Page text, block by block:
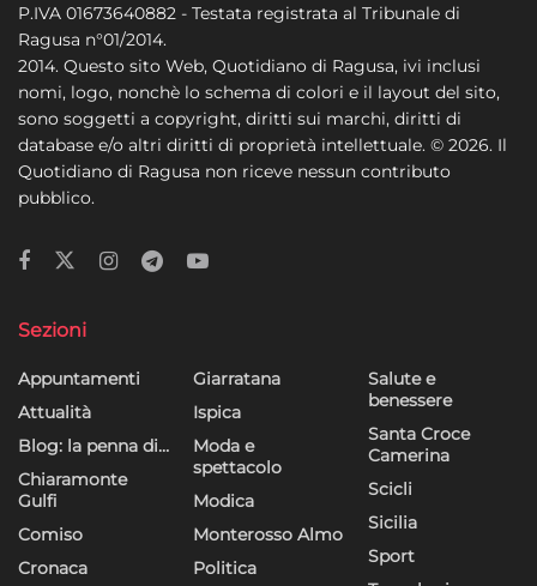
P.IVA 01673640882 - Testata registrata al Tribunale di
Ragusa n°01/2014.
2014. Questo sito Web, Quotidiano di Ragusa, ivi inclusi
nomi, logo, nonchè lo schema di colori e il layout del sito,
sono soggetti a copyright, diritti sui marchi, diritti di
database e/o altri diritti di proprietà intellettuale. © 2026. Il
Quotidiano di Ragusa non riceve nessun contributo
pubblico.
Sezioni
Appuntamenti
Attualità
Blog: la penna di…
Chiaramonte
Gulfi
Comiso
Cronaca
Giarratana
Ispica
Moda e
spettacolo
Modica
Monterosso Almo
Politica
Salute e
benessere
Santa Croce
Camerina
Scicli
Sicilia
Sport